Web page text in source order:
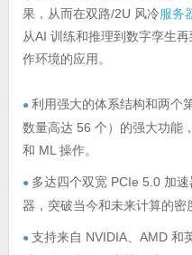
果，从而在双路/2U 风冷服务
从AI 训练和推理到数字孪生
作环境的应用。
● 利用强大的体系结构和两个
数量高达 56 个）的强大功能
和 ML 操作。
● 多达四个双宽 PCIe 5.0 加
器，突破当今和未来计算的密
● 支持来自 NVIDIA、AMD 和